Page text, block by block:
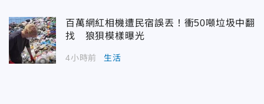
百萬網紅相機遭民宿誤丟！衝50噸垃圾中翻
找 狼狽模樣曝光
4小時前 生活